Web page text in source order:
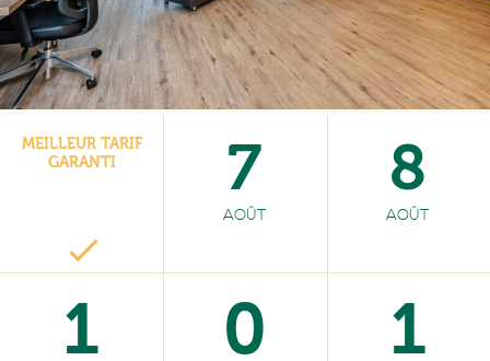
MEILLEUR TARIF
GARANTI
7
AOÛT
8
AOÛT
1 0 1